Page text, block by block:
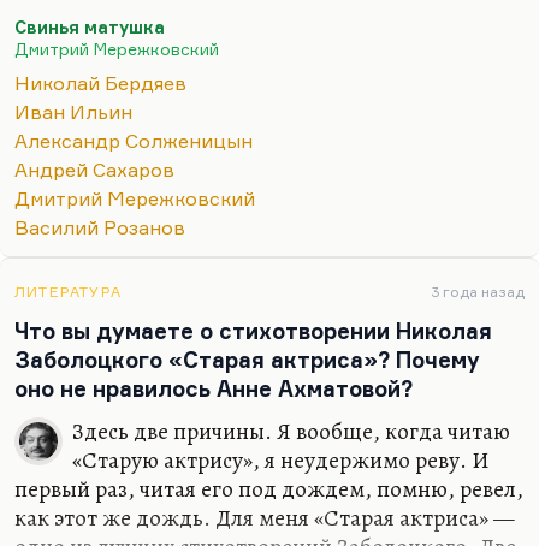
Солженицына с Синявским; потому что
Синявский ну как бы более opposite, более
наглядно противопоставлен Солженицыну,
нежели Сахаров, с которым у них могли быть
общие взгляды; с Синявским они диаметрально
враждебны).
Значит, олемика Бердяева с Ильиным — это
XX века, при том, что, строго говоря, к
философии это не имеет отношения. Философия
— это, все-таки,…
Свинья матушка
Дмитрий Мережковский
Николай Бердяев
Иван Ильин
Александр Солженицын
Андрей Сахаров
Дмитрий Мережковский
Василий Розанов
ЛИТЕРАТУРА 3 года назад
Что вы думаете о стихотворении Николая
Заболоцкого «Старая актриса»? Почему
оно не нравилось Анне Ахматовой?
Здесь две причины. Я вообще, когда читаю
«Старую актрису», я неудержимо реву. И
первый раз, читая его под дождем, помню, ревел,
как этот же дождь. Для меня «Старая актриса» —